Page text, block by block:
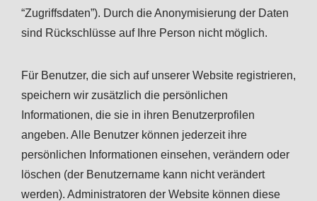
“Zugriffsdaten”). Durch die Anonymisierung der Daten
sind Rückschlüsse auf Ihre Person nicht möglich.
Für Benutzer, die sich auf unserer Website registrieren,
speichern wir zusätzlich die persönlichen
Informationen, die sie in ihren Benutzerprofilen
angeben. Alle Benutzer können jederzeit ihre
persönlichen Informationen einsehen, verändern oder
löschen (der Benutzername kann nicht verändert
werden). Administratoren der Website können diese